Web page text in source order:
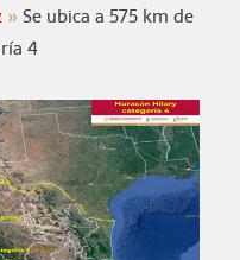
Se ubica a 575 km de
4